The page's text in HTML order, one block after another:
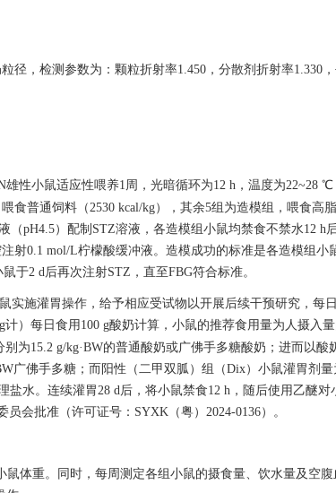
径，检测参数为：颗粒折射率1.450，分散剂折射率1.330
雄性小鼠适应性喂养1周，光暗循环为12 h，温度为22~28
食普通饲料（2530 kcal/kg），其余5组为造模组，喂食高
（pH4.5）配制STZ溶液，各造模组小鼠均禁食不禁水12 h
射0.1 mol/L柠檬酸缓冲液。造模成功的标准是各造模组小
鼠于2 d后再次注射STZ，直至FBG符合标准。
实施灌胃操作，给予相应受试物以开展后续干预研究，每
）每日食用100 g酸奶计算，小鼠的推荐食用量为人摄入量
为15.2 g/kg·BW的普通酸奶或广佛手多糖酸奶；进而以酸
广佛手多糖；而阳性（二甲双胍）组（Dix）小鼠灌胃剂量
水。连续灌胃28 d后，将小鼠禁食12 h，随后使用乙醚对
会批准（许可证号：SYXK（粤）2024-0136）。
体重。同时，每周测定各组小鼠的摄食量、饮水量及空